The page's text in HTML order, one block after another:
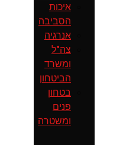
איכות
הסביבה
אנרגיה
צה"ל
ומשרד
הביטחון
בטחון
פנים
ומשטרה